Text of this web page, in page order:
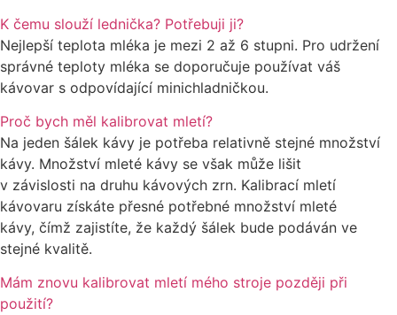
K čemu slouží lednička? Potřebuji ji?
Nejlepší teplota mléka je mezi 2 až 6 stupni. Pro udržení
správné teploty mléka se doporučuje používat váš
kávovar s odpovídající minichladničkou.
Proč bych měl kalibrovat mletí?
Na jeden šálek kávy je potřeba relativně stejné množství
kávy. Množství mleté kávy se však může lišit
v závislosti na druhu kávových zrn. Kalibrací mletí
kávovaru získáte přesné potřebné množství mleté
kávy, čímž zajistíte, že každý šálek bude podáván ve
stejné kvalitě.
Mám znovu kalibrovat mletí mého stroje později při
použití?